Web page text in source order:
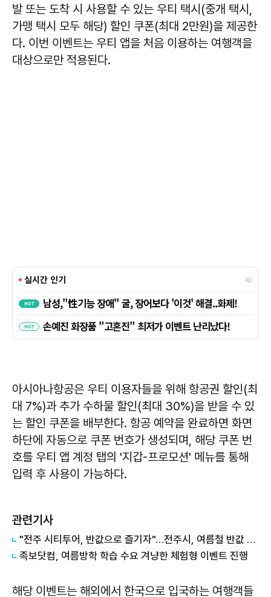
발 또는 도착 시 사용할 수 있는 우티 택시(중개 택시,
가맹 택시 모두 해당) 할인 쿠폰(최대 2만원)을 제공한
다. 이번 이벤트는 우티 앱을 처음 이용하는 여행객을
대상으로만 적용된다.
아시아나항공은 우티 이용자들을 위해 항공권 할인(최
대 7%)과 추가 수하물 할인(최대 30%)을 받을 수 있
는 할인 쿠폰을 배부한다. 항공 예약을 완료하면 화면
하단에 자동으로 쿠폰 번호가 생성되며, 해당 쿠폰 번
호를 우티 앱 계정 탭의 '지갑-프로모션' 메뉴를 통해
입력 후 사용이 가능하다.
관련기사
"전주 시티투어, 반값으로 즐기자"…전주시, 여름철 반값 이벤트 진행
족보닷컴, 여름방학 학습 수요 겨냥한 체험형 이벤트 진행
해당 이벤트는 해외에서 한국으로 입국하는 여행객들